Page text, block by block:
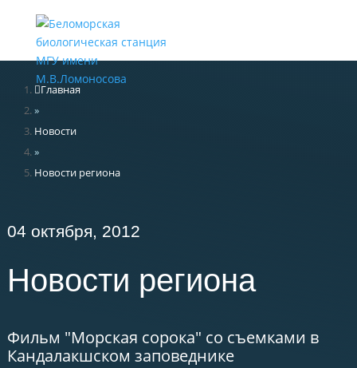
Главная
»
Новости
»
Новости региона
04 октября, 2012
Новости региона
Фильм "Морская сорока" со съемками в
Кандалакшском заповеднике